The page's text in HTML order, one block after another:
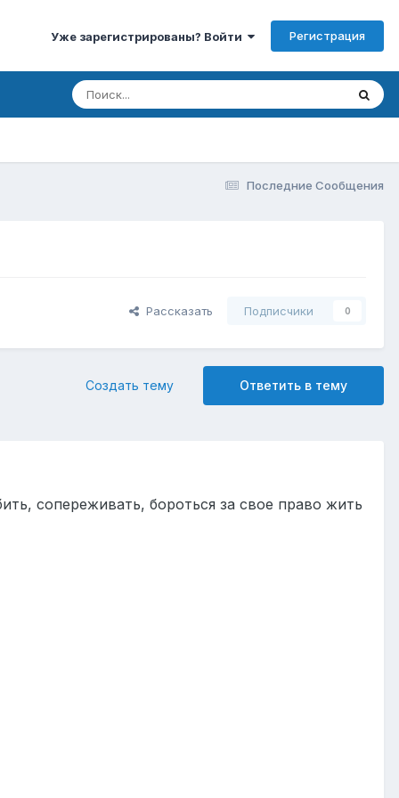
Уже зарегистрированы? Войти Регистрация
Последние Сообщения
Рассказать Подписчики 0
Ответить в тему
Создать тему
сопереживать, бороться за свое право жить